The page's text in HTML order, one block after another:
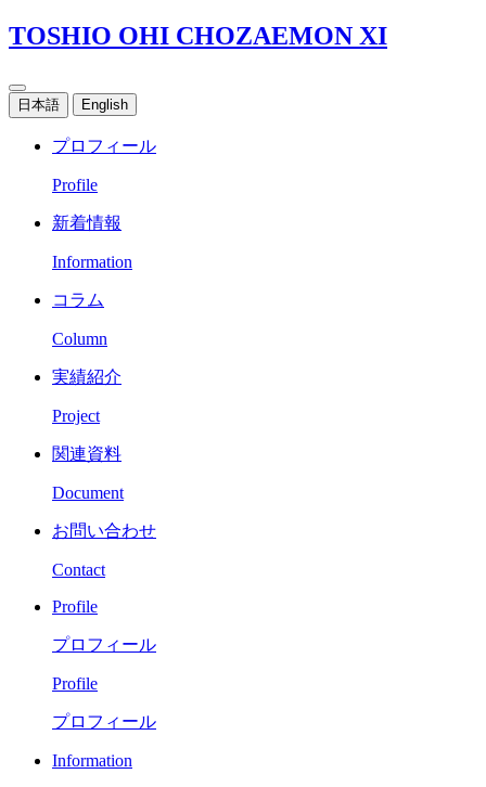
TOSHIO OHI CHOZAEMON XI
日本語 English
プロフィール
Profile
新着情報
Information
コラム
Column
実績紹介
Project
関連資料
Document
お問い合わせ
Contact
Profile
プロフィール
Profile
プロフィール
Information